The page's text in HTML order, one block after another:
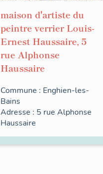
maison d'artiste du
peintre verrier Louis-
Ernest Haussaire, 5
rue Alphonse
Haussaire
Commune : Enghien-les-
Bains
Adresse : 5 rue Alphonse
Haussaire